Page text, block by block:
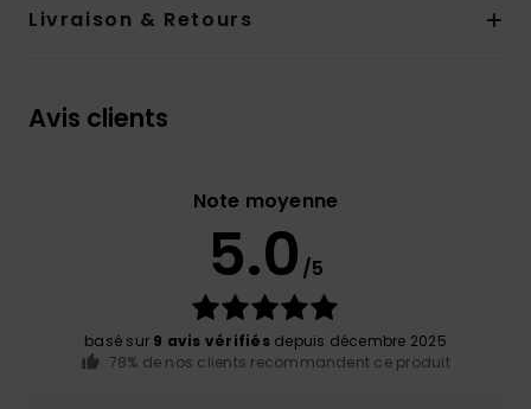
Livraison & Retours
Avis clients
Note moyenne
5.0 /5
basé sur 9 avis vérifiésdepuis décembre 2025
78% de nos clients recommandent ce produit